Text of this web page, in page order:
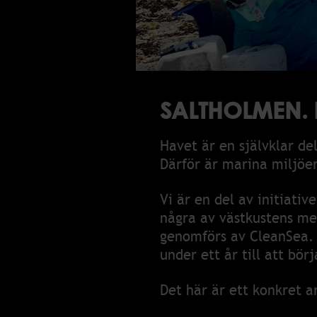
Jobba
SALTHOLMEN.
Havet är en självklar
Därför är marina
Vi är en del av
några av västkustens
genomförs av
under ett år till att
Det här är ett konkret